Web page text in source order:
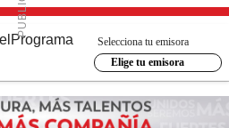
Programa
Selecciona tu emisora
Elige tu emisora